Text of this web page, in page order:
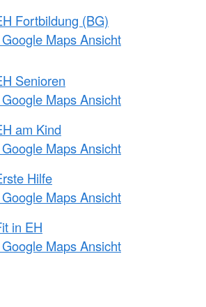
Fortbildung (BG)
Maps Ansicht
Senioren
Maps Ansicht
am Kind
Maps Ansicht
Hilfe
Maps Ansicht
in EH
Maps Ansicht